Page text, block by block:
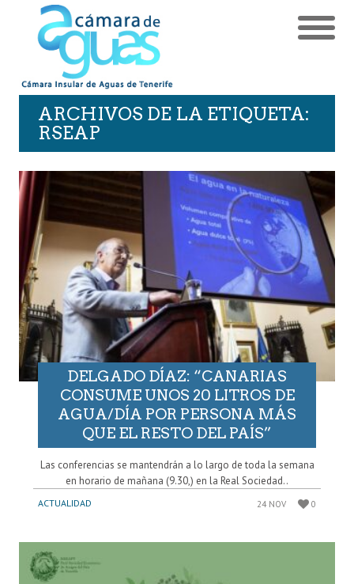
ARCHIVOS DE LA ETIQUETA:
RSEAP
DELGADO DÍAZ: “CANARIAS
CONSUME UNOS 20 LITROS DE
AGUA/DÍA POR PERSONA MÁS
QUE EL RESTO DEL PAÍS”
Las conferencias se mantendrán a lo largo de toda la semana
en horario de mañana (9.30,) en la Real Sociedad..
ACTUALIDAD 24 NOV 0